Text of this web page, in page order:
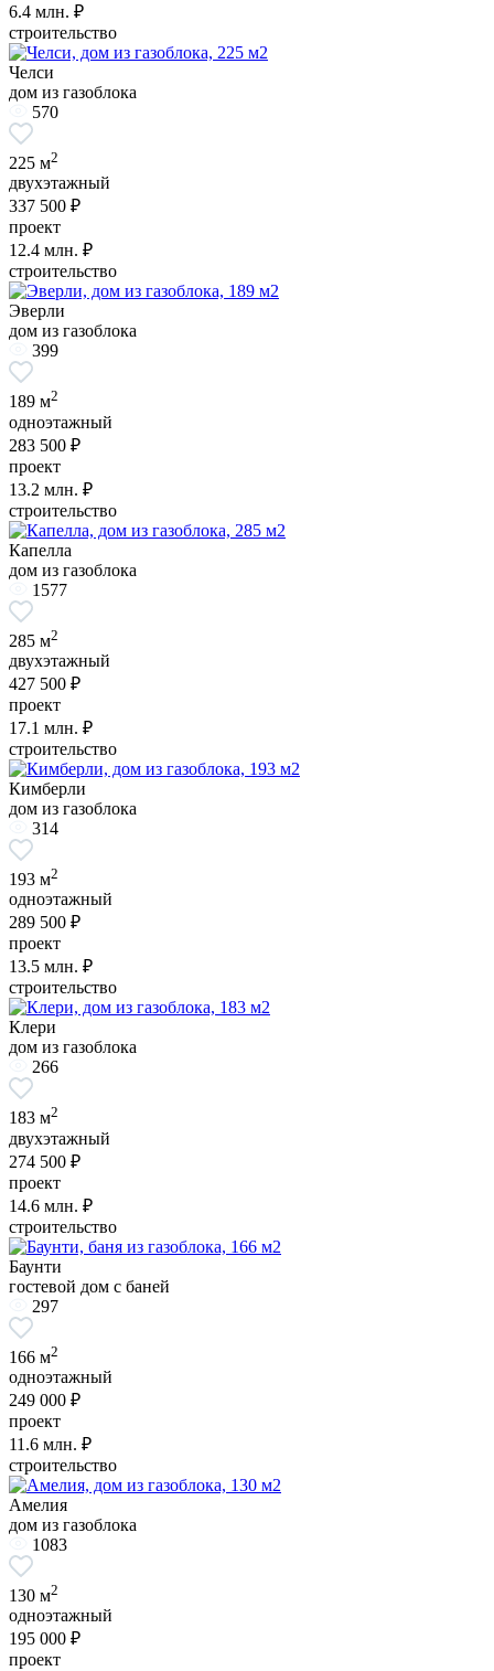
6.4 млн. ₽
строительство
Челси
дом из газоблока
570
225 м2
двухэтажный
337 500 ₽
проект
12.4 млн. ₽
строительство
Эверли
дом из газоблока
399
189 м2
одноэтажный
283 500 ₽
проект
13.2 млн. ₽
строительство
Капелла
дом из газоблока
1577
285 м2
двухэтажный
427 500 ₽
проект
17.1 млн. ₽
строительство
Кимберли
дом из газоблока
314
193 м2
одноэтажный
289 500 ₽
проект
13.5 млн. ₽
строительство
Клери
дом из газоблока
266
183 м2
двухэтажный
274 500 ₽
проект
14.6 млн. ₽
строительство
Баунти
гостевой дом с баней
297
166 м2
одноэтажный
249 000 ₽
проект
11.6 млн. ₽
строительство
Амелия
дом из газоблока
1083
130 м2
одноэтажный
195 000 ₽
проект